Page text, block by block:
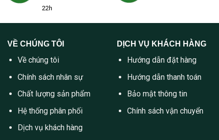
22h
VỀ CHÚNG TÔI
Về chúng tôi
Chính sách nhân sự
Chất lượng sản phẩm
Hệ thống phân phối
Dịch vụ khách hàng
DỊCH VỤ KHÁCH HÀNG
Hướng dẫn đặt hàng
Hướng dẫn thanh toán
Bảo mật thông tin
Chính sách vận chuyển